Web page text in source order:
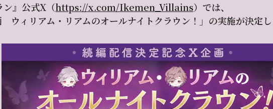
ン』公式X（https://x.com/Ikemen_Villains）では、
ウィリアム・リアムのオールナイトクラウン！」の実施が決定し